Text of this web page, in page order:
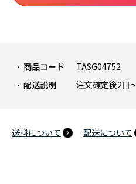
商品コード
TASG04752
配送説明
注文確定後2日
送料について 配送について